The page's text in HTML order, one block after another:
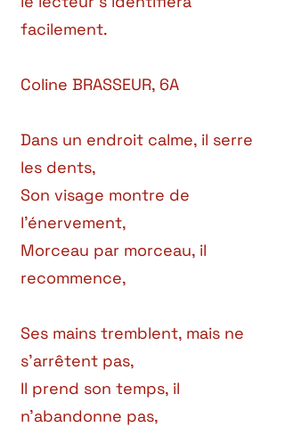
facilement.
Coline BRASSEUR, 6A
Dans un endroit calme, il serre
les dents,
Son visage montre de
l’énervement,
Morceau par morceau, il
recommence,
Ses mains tremblent, mais ne
s’arrêtent pas,
Il prend son temps, il
n’abandonne pas,